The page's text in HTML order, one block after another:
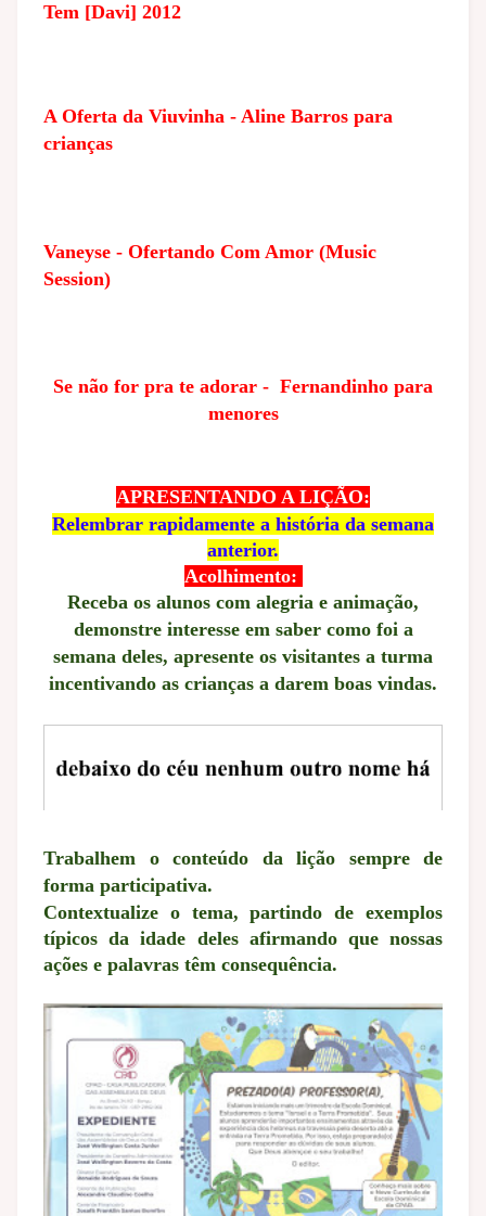
Tem [Davi] 2012
A Oferta da Viuvinha - Aline Barros para
crianças
Vaneyse - Ofertando Com Amor (Music
Session)
Se não for pra te adorar - Fernandinho para
menores
APRESENTANDO A LIÇÃO:
Relembrar rapidamente a história da semana
anterior.
Acolhimento:
Receba os alunos com alegria e animação,
demonstre interesse em saber como foi a
semana deles, apresente os visitantes a turma
incentivando as crianças a darem boas vindas.
Trabalhem o conteúdo da lição sempre de
forma participativa.
Contextualize o tema, partindo de exemplos
típicos da idade deles afirmando que nossas
ações e palavras têm consequência.